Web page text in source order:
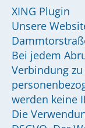
XING Plugin
Unsere
Bei jedem
Verbindung
werden keine
Die